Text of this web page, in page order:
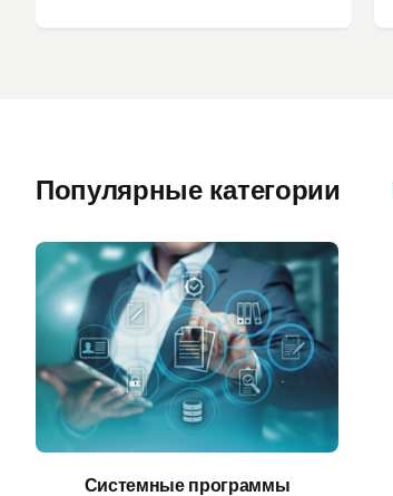
Популярные категории
Системные программы